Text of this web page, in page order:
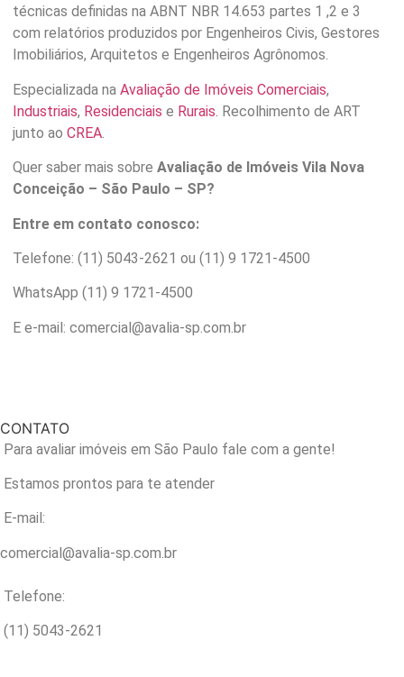
técnicas definidas na ABNT NBR 14.653 partes 1 ,2 e 3
com relatórios produzidos por Engenheiros Civis, Gestores
Imobiliários, Arquitetos e Engenheiros Agrônomos.
Especializada na Avaliação de Imóveis Comerciais,
Industriais, Residenciais e Rurais. Recolhimento de ART
junto ao CREA
Quer saber mais sobre Avaliação de Imóveis Vila Nova
Conceição – São Paulo – SP?
Entre em contato conosco:
Telefone: (11) 5043-2621 ou (11) 9 1721-4500
WhatsApp (11) 9 1721-4500
E e-mail: comercial@avalia-sp.com.br
CONTATO
Para avaliar imóveis em São Paulo fale com a gente!
Estamos prontos para te atender
E-mail:
comercial@avalia-sp.com.br
Telefone:
(11) 5043-2621